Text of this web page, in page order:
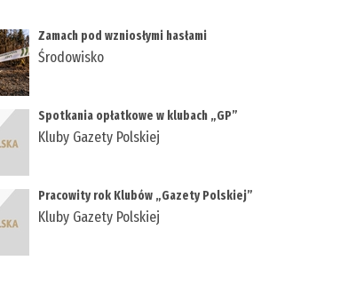
Zamach pod wzniosłymi hasłami
Środowisko
Spotkania opłatkowe w klubach „GP”
Kluby Gazety Polskiej
Pracowity rok Klubów „Gazety Polskiej”
Kluby Gazety Polskiej